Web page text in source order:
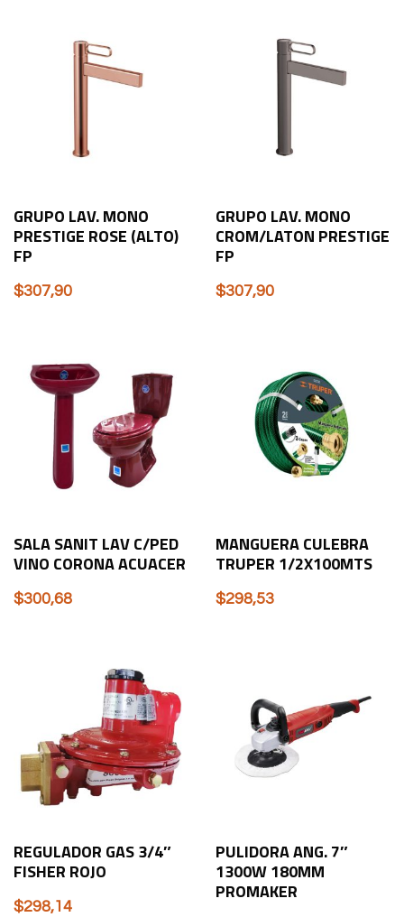
GRUPO LAV. MONO
PRESTIGE ROSE (ALTO)
FP
$307,90
GRUPO LAV. MONO
CROM/LATON PRESTIGE
FP
$307,90
SALA SANIT LAV C/PED
VINO CORONA ACUACER
$300,68
MANGUERA CULEBRA
TRUPER 1/2X100MTS
$298,53
REGULADOR GAS 3/4″
FISHER ROJO
$298,14
PULIDORA ANG. 7″
1300W 180MM
PROMAKER